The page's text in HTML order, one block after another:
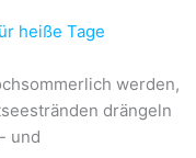
heiße Tage
werden,
drängeln
und